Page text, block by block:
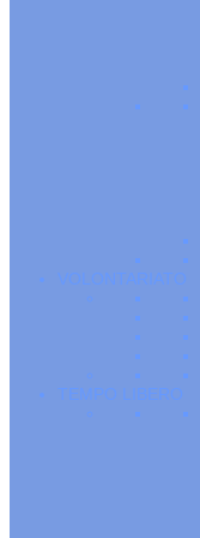
VOLONTARIATO
TEMPO LIBERO